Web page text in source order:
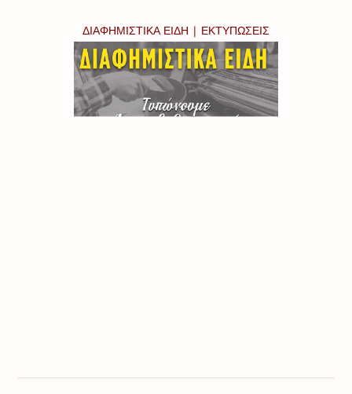
ΔΙΑΦΗΜΙΣΤΙΚΑ ΕΙΔΗ | ΕΚΤΥΠΩΣΕΙΣ